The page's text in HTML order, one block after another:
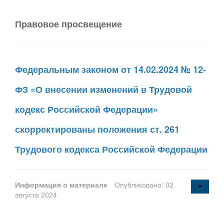
Правовое просвещение
Федеральным законом от 14.02.2024 № 12-
ФЗ «О внесении изменений в Трудовой
кодекс Российской Федерации»
скорректированы положения ст. 261
Трудового кодекса Российской Федерации
Информация о материале
Опубликовано: 02
августа 2024